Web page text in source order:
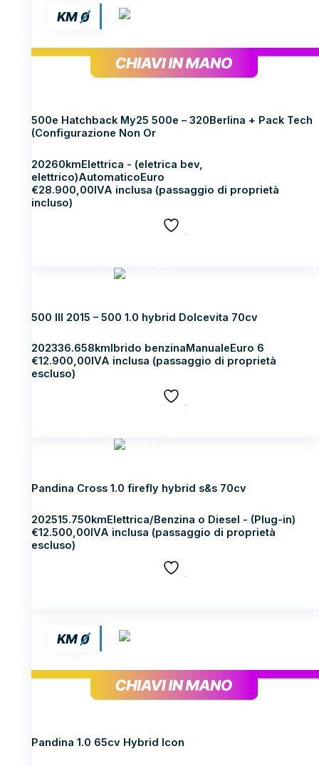
500e Hatchback My25 500e – 320Berlina + Pack Tech
(Configurazione Non Or
20260kmElettrica - (eletrica bev,
elettrico)AutomaticoEuro
€28.900,00IVA inclusa (passaggio di proprietà
incluso)
500 III 2015 – 500 1.0 hybrid Dolcevita 70cv
202336.658km Ibrido benzinaManualeEuro 6
€12.900,00 IVA inclusa (passaggio di proprietà
escluso)
Pandina Cross 1.0 firefly hybrid s&s 70cv
202515.750kmElettrica/Benzina o Diesel - (Plug-in)
€12.500,00IVA inclusa (passaggio di proprietà
escluso)
Pandina 1.0 65cv Hybrid Icon